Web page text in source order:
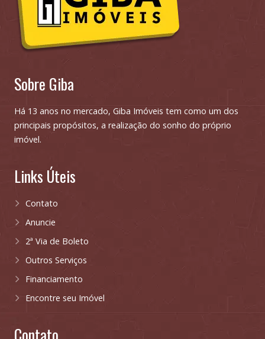
Sobre Giba
Há 13 anos no mercado, Giba Imóveis tem como um dos
principais propósitos, a realização do sonho do próprio
imóvel.
Links Úteis
Contato
Anuncie
2ª Via de Boleto
Outros Serviços
Financiamento
Encontre seu Imóvel